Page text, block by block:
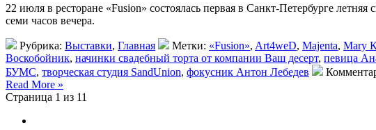
22 июля в ресторане «Fusion» состоялась первая в Санкт-Петербурге
семи часов вечера.
Рубрика: Выставки, Главная Метки: «Fusion», Art4weD, Majenta, Mary
Воскобойник, начинки свадебный торта от компании Ваш десерт, певица
БУМС, творческая студия SandUnion, фокусник Антон Лебедев
Read More »
Страница 1 из 11